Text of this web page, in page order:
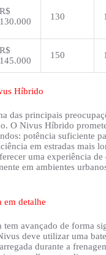
R$
130.000
130
R$
145.000
150
Híbrido
das principais
O Nivus Híbrido
potência suficiente
em estradas mais
uma experiência de
em ambientes
em detalhe
tem avançado de forma
deve utilizar uma
durante a